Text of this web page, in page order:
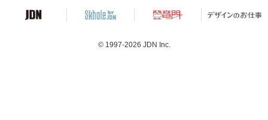
© 1997-2026 JDN Inc.